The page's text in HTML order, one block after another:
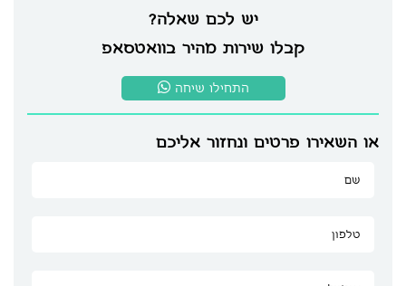
יש לכם שאלה?
קבלו שירות מהיר בוואטסאפ
התחילו שיחה
או השאירו פרטים ונחזור אליכם